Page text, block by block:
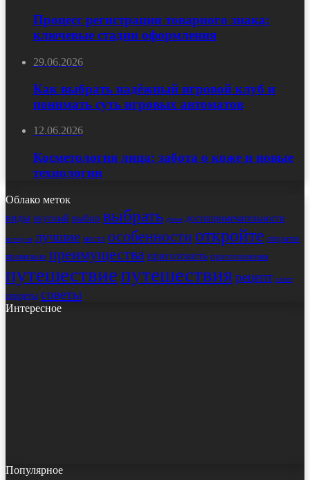
Процесс регистрации товарного знака:
ключевые стадии оформления
29.06.2026
Как выбрать надёжный игровой клуб и
понимать суть игровых автоматов
12.06.2026
Косметология лица: забота о коже и новые
технологии
Облако меток
виды вкусный выбор выбрать дома достопримечательности
история лучшие места особенности откройте открытие
правильно преимущества приготовить приготовления
путешествиепутешествиярецепт салат
секреты советы
Интересное
Популярное